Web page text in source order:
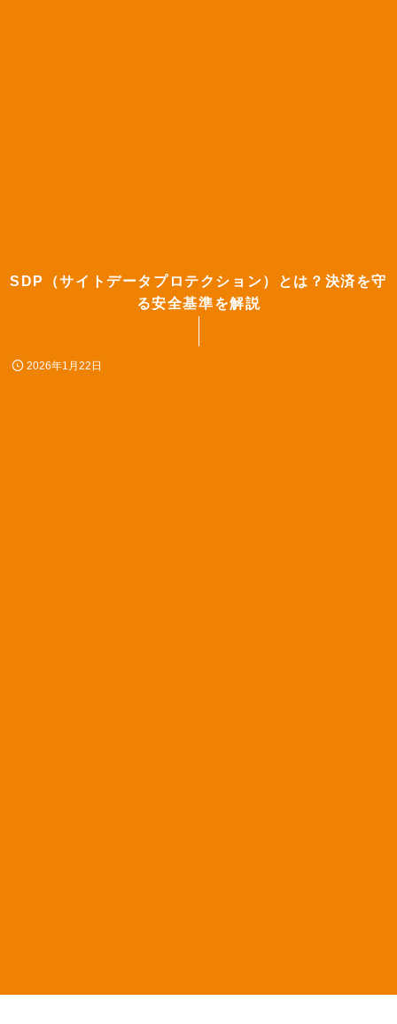
SDP（サイトデータプロテクション）とは？決済を守
る安全基準を解説
2026年1月22日